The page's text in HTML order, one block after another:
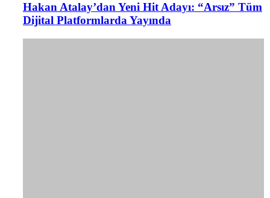
Hakan Atalay’dan Yeni Hit Adayı: “Arsız” Tüm
Dijital Platformlarda Yayında